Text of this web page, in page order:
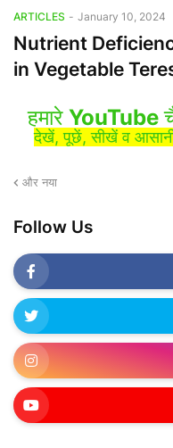
ARTICLES - January 10, 2024
Nutrient
in Vegetable
हमारे YouTube
देखें, पूछें, सीखें व आसानी
और नया
Follow Us